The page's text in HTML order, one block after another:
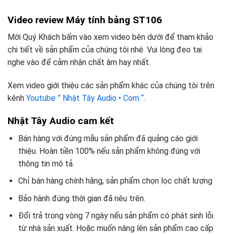
Video review Máy tính bảng ST106
Mời Quý Khách bấm vào xem video bên dưới để tham khảo
chi tiết về sản phẩm của chúng tôi nhé. Vui lòng đeo tai
nghe vào để cảm nhận chất âm hay nhất.
Xem video giới thiệu các sản phẩm khác của chúng tôi trên
kênh Youtube ” Nhật Tây Audio • Com “.
Nhật Tây Audio cam kết
Bán hàng với đúng mẫu sản phẩm đã quảng cáo giới
thiệu. Hoàn tiền 100% nếu sản phẩm không đúng với
thông tin mô tả.
Chỉ bán hàng chính hãng, sản phẩm chọn lọc chất lượng
Bảo hành đúng thời gian đã nêu trên.
Đổi trả trong vòng 7 ngày nếu sản phẩm có phát sinh lỗi
từ nhà sản xuất. Hoặc muốn nâng lên sản phẩm cao cấp